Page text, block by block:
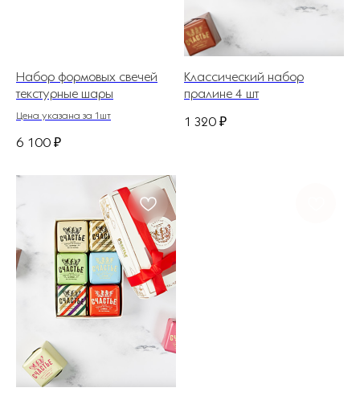
Набор формовых свечей
текстурные шары
Цена указана за 1шт
6 100 ₽
Классический набор
пралине 4 шт
1 320 ₽